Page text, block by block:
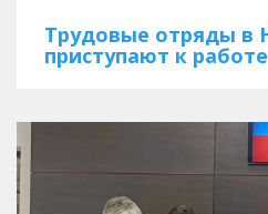
Трудовые отряды в
приступают к работе